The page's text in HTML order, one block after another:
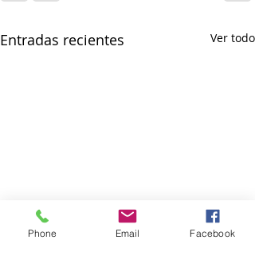
Entradas recientes Ver todo
Phone Email Facebook